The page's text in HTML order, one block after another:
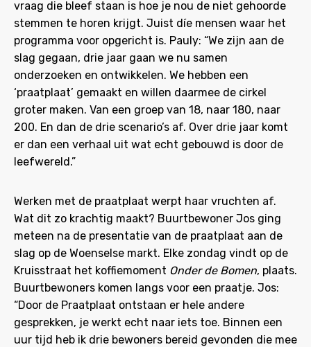
vraag die bleef staan is hoe je nou de niet gehoorde
stemmen te horen krijgt. Juist díe mensen waar het
programma voor opgericht is. Pauly: “We zijn aan de
slag gegaan, drie jaar gaan we nu samen
onderzoeken en ontwikkelen. We hebben een
‘praatplaat’ gemaakt en willen daarmee de cirkel
groter maken. Van een groep van 18, naar 180, naar
200. En dan de drie scenario’s af. Over drie jaar komt
er dan een verhaal uit wat echt gebouwd is door de
leefwereld.”
Werken met de praatplaat werpt haar vruchten af.
Wat dit zo krachtig maakt? Buurtbewoner Jos ging
meteen na de presentatie van de praatplaat aan de
slag op de Woenselse markt. Elke zondag vindt op de
Kruisstraat het koffiemoment Onder de Bomen, plaats.
Buurtbewoners komen langs voor een praatje. Jos:
“Door de Praatplaat ontstaan er hele andere
gesprekken, je werkt echt naar iets toe. Binnen een
uur tijd heb ik drie bewoners bereid gevonden die mee